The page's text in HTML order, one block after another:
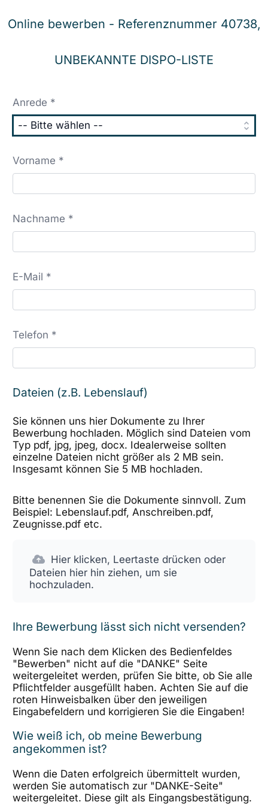
Online bewerben - Referenznummer 40738,
UNBEKANNTE DISPO-LISTE
Anrede *
Vorname *
Nachname *
E-Mail *
Telefon *
Dateien (z.B. Lebenslauf)
Sie können uns hier Dokumente zu Ihrer
Bewerbung hochladen. Möglich sind Dateien vom
Typ pdf, jpg, jpeg, docx. Idealerweise sollten
einzelne Dateien nicht größer als 2 MB sein.
Insgesamt können Sie 5 MB hochladen.
Bitte benennen Sie die Dokumente sinnvoll. Zum
Beispiel: Lebenslauf.pdf, Anschreiben.pdf,
Zeugnisse.pdf etc.
Hier klicken, Leertaste drücken oder
Dateien hier hin ziehen, um sie
hochzuladen.
Ihre Bewerbung lässt sich nicht versenden?
Wenn Sie nach dem Klicken des Bedienfeldes
"Bewerben" nicht auf die "DANKE" Seite
weitergeleitet werden, prüfen Sie bitte, ob Sie alle
Pflichtfelder ausgefüllt haben. Achten Sie auf die
roten Hinweisbalken über den jeweiligen
Eingabefeldern und korrigieren Sie die Eingaben!
Wie weiß ich, ob meine Bewerbung
angekommen ist?
Wenn die Daten erfolgreich übermittelt wurden,
werden Sie automatisch zur "DANKE-Seite"
weitergeleitet. Diese gilt als Eingangsbestätigung.